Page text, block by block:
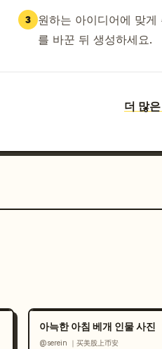
3
원하는 아이디어에 맞
를 바꾼 뒤 생성하세요.
더 많
아늑한 아침 베개 인물 사진
@serein ｜买美股上币安